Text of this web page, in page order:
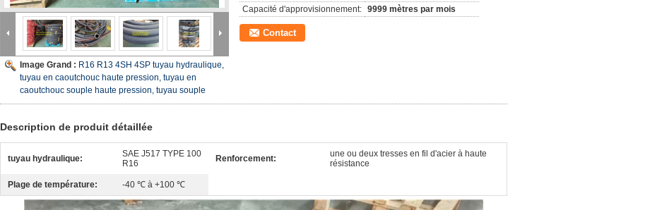
Image Grand : R16 R13 4SH 4SP tuyau hydraulique,
tuyau en caoutchouc haute pression, tuyau en
caoutchouc souple haute pression, tuyau souple
Capacité d'approvisionnement: 9999 mètres par mois
Contact
Description de produit détaillée
tuyau hydraulique:
SAE J517 TYPE 100
R16
Renforcement:
une ou deux tresses en fil d'acier à haute
résistance
Plage de température: -40 ℃ à +100 ℃